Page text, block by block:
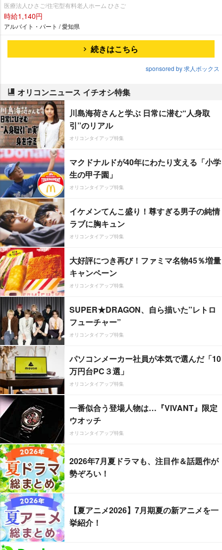
医療法人ひさご/住宅型有料老人ホーム ひさご
時給1,140円
アルバイト・パート / 愛知県
続きはこちら
sponsored by 求人ボックス
オリコンニュース イチオシ特集
川島海荷さんと学ぶ 日常に潜む“人身取
引”のリアル
オリコンタイアップ特集
マクドナルドが40年にわたり支える「小学
生の甲子園」
オリコンタイアップ特集
イケメンてんこ盛り！尊すぎる男子の純情
ラブに胸キュン
オリコンタイアップ特集
大好評につき再び！ファミマ名物45％増量
キャンペーン
オリコンタイアップ特集
SUPER★DRAGON、自ら描いた”レトロ
フューチャー”
オリコンタイアップ特集
パソコンメーカー社員が本気で選んだ「10
万円台PC３選」
オリコンタイアップ特集
一番似合う登場人物は…『VIVANT』限定
ウオッチ
オリコンタイアップ特集
2026年7月夏ドラマも、注目作＆話題作が
勢ぞろい！
【夏アニメ2026】7月期夏の新アニメを一
挙紹介！